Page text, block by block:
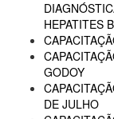
HEPATITES
GODOY
DE JULHO